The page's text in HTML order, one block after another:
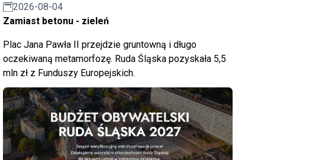
2026-08-04
Zamiast betonu - zieleń
Plac Jana Pawła II przejdzie gruntowną i długo
oczekiwaną metamorfozę. Ruda Śląska pozyskała 5,5
mln zł z Funduszy Europejskich.